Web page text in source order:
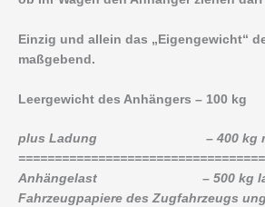
Einzig und allein das „Eigengewicht“
maßgebend.
Leergewicht des Anhängers – 100 kg
plus Ladung – 400 kg
Anhängelast – 500 kg
Fahrzeugpapiere des Zugfahrzeugs